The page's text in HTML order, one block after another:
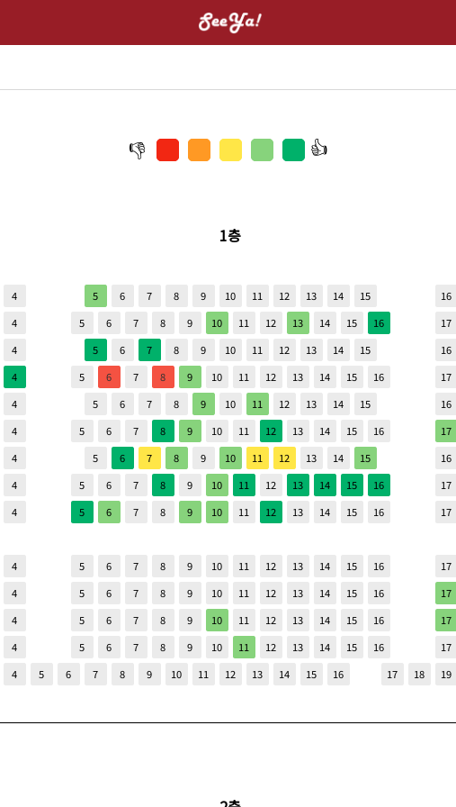
1층
4
4
4
4
4
4
4
4
4
4
4
4
4
4 5
5 6 7 8 9 10 11 12 13 14
15
5
6 7 8 9 10 11 12 13 14 15
16
5
6 7 8 9 10 11 12 13 14
15
5
6 7 8 9 10 11 12 13 14 15
16
5
6 7 8 9 10 11 12 13 14
15
5
6 7 8 9 10 11 12 13 14 15
16
5
6 7 8 9 10 11 12 13 14
15
5
6 7 8 9 10 11 12 13 14 15
16
5
6 7 8 9 10 11 12 13 14 15 16
5 6 7 8 9 10 11 12 13 14 15
16
5
6 7 8 9 10 11 12 13 14 15
16
5
6 7 8 9 10 11 12 13 14 15
16
5
6 7 8 9 10 11 12 13 14 15
16
6
7 8 9 10 11 12 13 14 15 16 17
16
17
16
17
16
17
16
17
17
17
17
17
17
18
19